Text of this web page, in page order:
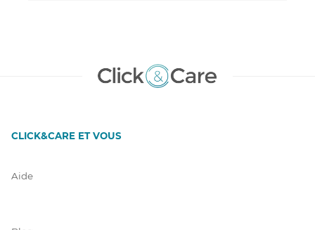
CLICK&CARE ET VOUS
Aide